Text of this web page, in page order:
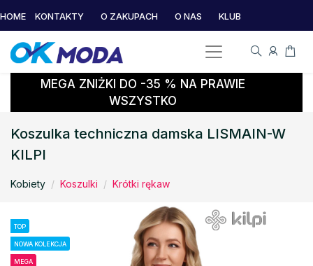
HOME KONTAKTY O ZAKUPACH O NAS KLUB
MEGA ZNIŻKI DO -35 % NA PRAWIE
WSZYSTKO
Koszulka techniczna damska LISMAIN-W
KILPI
Kobiety Koszulki Krótki rękaw
TOP
NOWA KOLEKCJA
MEGA